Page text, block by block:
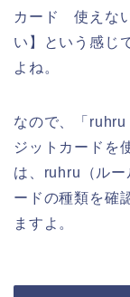
カード 使えな
い】という感じ
よね。
なので、「
ジットカードを
は、ruhru（ル
ードの種類を確
ますよ。